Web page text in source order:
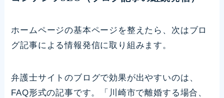
ホームページの基本ページを整えたら、次はブロ
グ記事による情報発信に取り組みます。
弁護士サイトのブログで効果が出やすいのは、
FAQ形式の記事です。「川崎市で離婚する場合、